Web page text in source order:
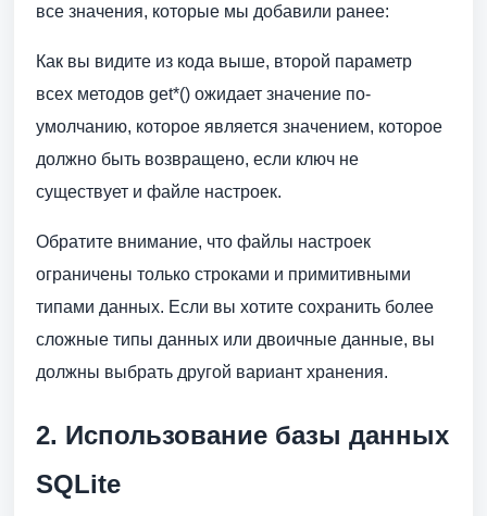
все значения, которые мы добавили ранее:
Как вы видите из кода выше, второй параметр
всех методов get*() ожидает значение по-
умолчанию, которое является значением, которое
должно быть возвращено, если ключ не
существует и файле настроек.
Обратите внимание, что файлы настроек
ограничены только строками и примитивными
типами данных. Если вы хотите сохранить более
сложные типы данных или двоичные данные, вы
должны выбрать другой вариант хранения.
2. Использование базы данных
SQLite